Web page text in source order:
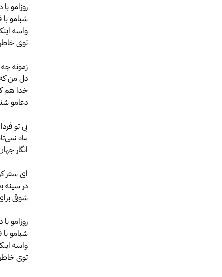
روزامو
شبامو
واسه
توی
زمونه
دل من
خدا هم که
دعامو
بی تو
ماه
انگار
ای سفر
در سینه
شوقی
روزامو
شبامو
واسه
توی